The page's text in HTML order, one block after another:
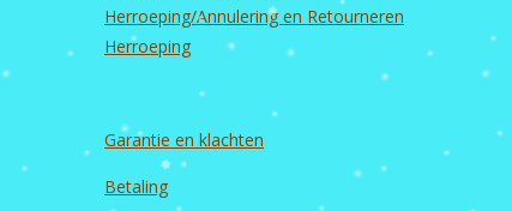
Herroeping/Annulering en Retourneren
Herroeping
Garantie en klachten
Betaling